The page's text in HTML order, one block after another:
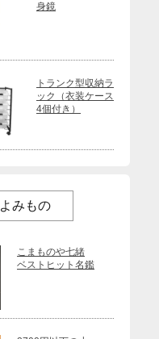
身鏡
トランク型収納ラ
ック（衣装ケース
4個付き）
よみもの
こまものや七緒
ベストヒット名鑑